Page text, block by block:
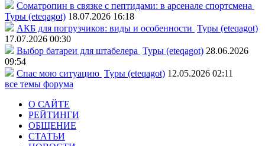
Соматропин в связке с пептидами: в арсенале спортсмена
Туры (eteqagot) 18.07.2026 16:18
АКБ для погрузчиков: виды и особенности Туры (eteqagot)
17.07.2026 00:30
Выбор батареи для штабелера Туры (eteqagot) 28.06.2026
09:54
Спас мою ситуацию Туры (eteqagot) 12.05.2026 02:11
все темы форума
О САЙТЕ
РЕЙТИНГИ
ОБЩЕНИЕ
СТАТЬИ